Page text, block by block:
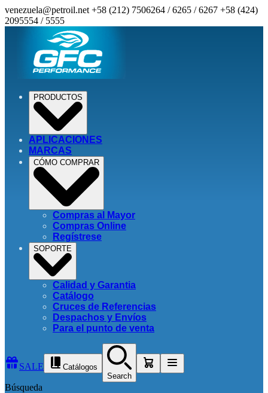
venezuela@petroil.net +58 (212) 7506264 / 6265 / 6267 +58 (424)
2095554 / 5555
PRODUCTOS
APLICACIONES
MARCAS
CÓMO COMPRAR
Compras al Mayor
Compras Online
Regístrese
SOPORTE
Calidad y Garantia
Catálogo
Cruces de Referencias
Despachos y Envíos
Para el punto de venta
SALE
Catálogos
Search
Búsqueda